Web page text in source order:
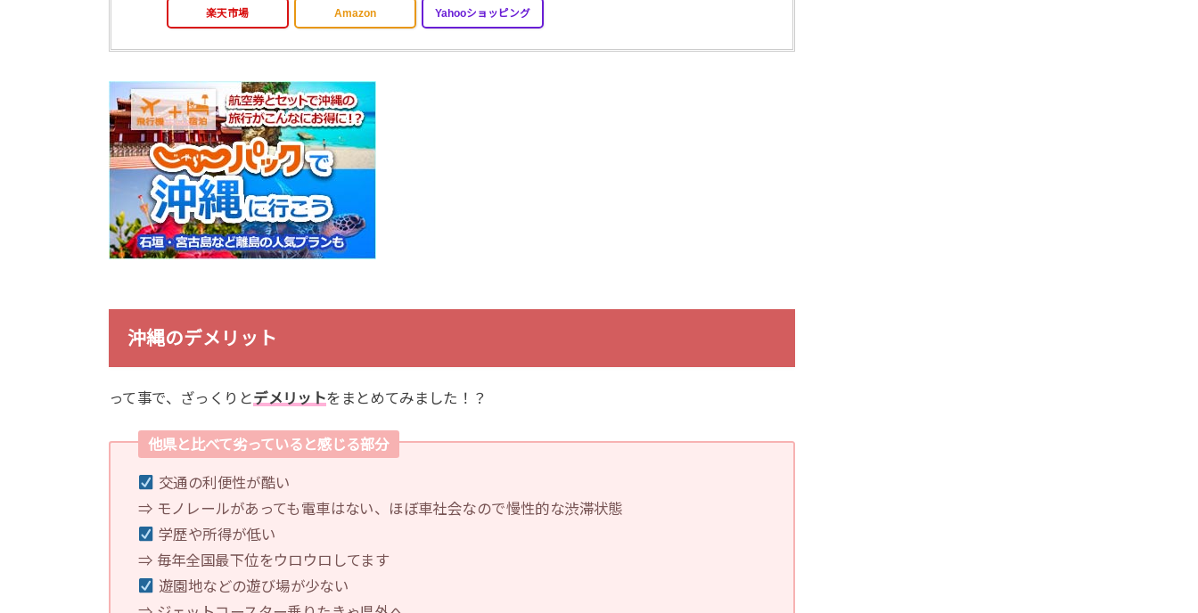
楽天市場 Amazon Yahooショッピング
沖縄のデメリット
って事で、ざっくりとデメリットをまとめてみました！？
他県と比べて劣っていると感じる部分
交通の利便性が酷い
⇒ モノレールがあっても電車はない、ほぼ車社会なので慢性的な渋滞状態
学歴や所得が低い
⇒ 毎年全国最下位をウロウロしてます
遊園地などの遊び場が少ない